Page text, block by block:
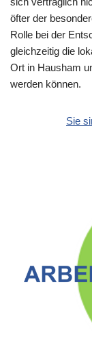
öfter der
Rolle bei der
gleichzeitig die
Ort in Hausham
werden können.
Sie